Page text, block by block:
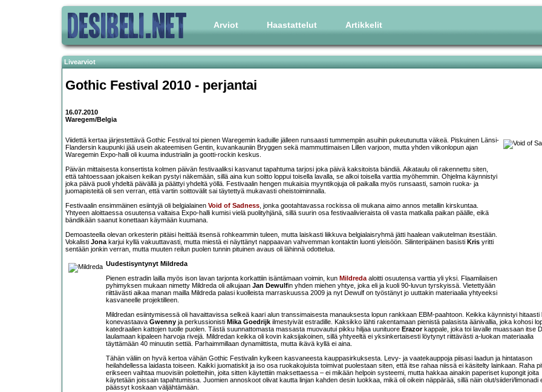
Arviot Haastattelut Artikkelit
Livearviot
Gothic Festival 2010 - perjantai
16.07.2010
Waregem/Belgia
Viidettä kertaa järjestettävä Gothic Festival toi pienen Waregemin kaduille jälleen runsaasti tummempiin asuihin pukeutunutta väkeä. Piskuinen Länsi-
Flandersin kaupunki jää usein akateemisen Gentin, kuvankauniin Bryggen sekä mammuttimaisen Lillen varjoon, mutta yhden viikonlopun ajan
Waregemin Expo-halli oli kuuma industrialin ja gootti-rockin keskus.
Päivän mittaisesta konsertista kolmen päivän festivaaliksi kasvanut tapahtuma tarjosi joka päivä kaksitoista bändiä. Aikataulu oli rakennettu siten,
että tahtoessaan jokaisen keikan pystyi näkemään, sillä aina kun soitto loppui toisella lavalla, se alkoi toisella varttia myöhemmin. Ohjelma käynnistyi
joka päivä puoli yhdeltä päivällä ja päättyi yhdeltä yöllä. Festivaalin hengen mukaisia myyntikojuja oli paikalla myös runsaasti, samoin ruoka- ja
juomapisteitä oli sen verran, että vartin soittovälit sai täytettyä mukavasti oheistoiminnalla.
Festivaalin ensimmäinen esiintyjä oli belgialainen Void of Sadness, jonka gootahtavassa rockissa oli mukana aimo annos metallin kirskuntaa.
Yhtyeen aloittaessa osuutensa valtaisa Expo-halli kumisi vielä puolityhjänä, sillä suurin osa festivaalivieraista oli vasta matkalla paikan päälle, eikä
bändikään saanut konettaan käymään kuumana.
Demoasteella olevan orkesterin pitäisi heittää itsensä rohkeammin tuleen, mutta laiskasti liikkuva belgialaisryhmä jätti haalean vaikutelman itsestään.
Vokalisti Jonakarjui kyllä vakuuttavasti, mutta miestä ei näyttänyt nappaavan vahvemman kontaktin luonti yleisöön. Silinteripäinen basisti Kris yritti
sentään jonkin verran, mutta muuten reilun puolen tunnin pituinen avaus oli lähinnä odottelua.
Uudestisyntynyt Mildreda
Pienen estradin lailla myös ison lavan tarjonta korkattiin isäntämaan voimin, kun Mildredaaloitti osuutensa varttia yli yksi. Flaamilaisen
pyhimyksen mukaan nimetty Mildreda oli alkujaan Jan Dewulfin yhden miehen yhtye, joka eli ja kuoli 90-luvun tyrskyissä. Vietettyään
riittävästi aikaa manan mailla Mildreda palasi kuolleista marraskuussa 2009 ja nyt Dewulf on työstänyt jo uuttakin materiaalia yhtyeeksi
kasvaneelle projektilleen.
Mildredan esiintymisessä oli havaittavissa selkeä kaari alun transsimaisesta manauksesta lopun rankkaan EBM-paahtoon. Keikka käynnistyi hitaasti
konevastaava Gwenny ja perkussionisti Mika Goedrijk ilmestyivät estradille. Kaksikko lähti rakentamaan pienistä palasista äänivallia, joka kohosi
katedraalien kattojen tuolle puolen. Tästä suunnattomasta massasta muovautui pikku hiljaa uunituore Erazorkappale, joka toi lavalle muassaan itse
laulamaan kipaleen harvoja rivejä. Mildredan keikka oli kovin kaksijakoinen, sillä yhtyeeltä ei yksinkertaisesti löytynyt riittävästi a-luokan materiaalia
täyttämään 40 minuutin settiä. Parhaimmillaan dynamiittista, mutta ikävä kyllä ei aina.
Tähän väliin on hyvä kertoa vähän Gothic Festivalin kylkeen kasvaneesta kauppasirkuksesta. Levy- ja vaatekauppoja piisasi laadun ja hintatason
heilahdellessa laidasta toiseen. Kaikki juomatiskit ja iso osa ruokakojuista toimivat puolestaan siten, että itse rahaa niissä ei käsitelty lainkaan. Raha
erikseen vaihtaa muovisiin poletteihin, joita sitten käytettiin maksettaessa – ei mikään helpoin systeemi, mutta hakkaa ainakin paperiset kupongit joita
käytetään joissain tapahtumissa. Juomien annoskoot olivat kautta linjan kahden desin luokkaa, mikä oli oikein näppärää, sillä näin olut/siideri/limonadi
päässyt koskaan väljähtämään.